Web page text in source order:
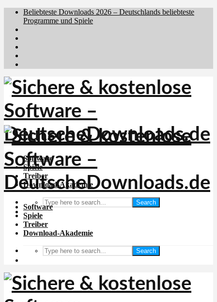
Beliebteste Downloads 2026 – Deutschlands beliebteste
Programme und Spiele
Software
Spiele
Treiber
Download-Akademie
Search
Software
Spiele
Treiber
Download-Akademie
Search